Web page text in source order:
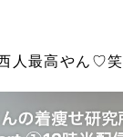
人最高やん♡笑